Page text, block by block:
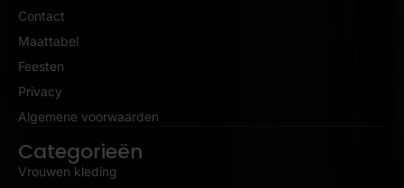
Contact
Maattabel
Feesten
Privacy
Algemene voorwaarden
Categorieën
Vrouwen kleding